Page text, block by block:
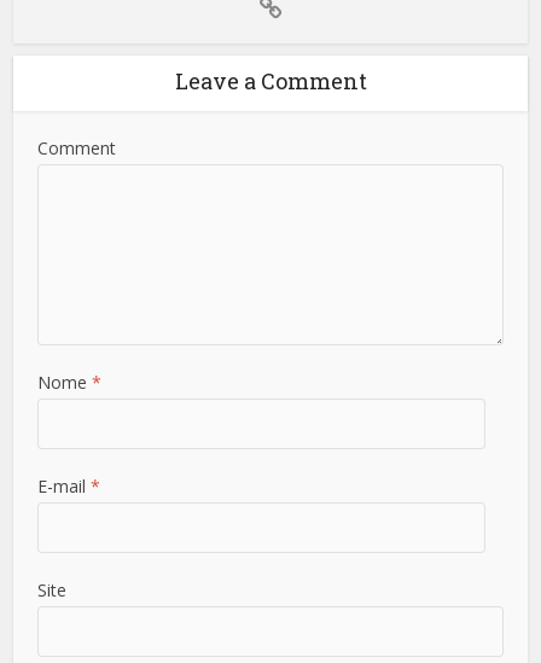
Leave a Comment
Comment
Nome*
E-mail*
Site